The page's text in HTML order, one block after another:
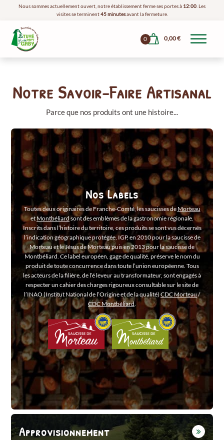
Nous sommes actuellement ouvert, notre établissement ferme ses portes à 12:00. Les
visites se terminent45 minutesavant la fermeture.
0,00€
0
Notre Savoir-Faire Artisanal
Parce que nos produits ont une histoire...
Nos Labels
Toutes deux originaires de Franche-Comté, les saucisses de Morteau
et Montbéliard sont des emblèmes de la gastronomie régionale.
Inscrits dans l’histoire du territoire, ces produits se sont vus décernés
l’indication géographique protégée, IGP, en 2010 pour la saucisse de
Morteau et le Jésus de Morteau puis en 2013 pour la saucisse de
Montbéliard. Ce label européen, gage de qualité, préserve le nom du
produit de toute concurrence dans toute l’union européenne. Tous
les acteurs de la filière, de l’é leveur au transformateur, sont engagés à
respecter un cahier des charges rigoureux consultable sur le site de
l’INAO (Institut National de l’Origine et de la qualité) CDC Morteau/
CDC Montbéliard
Approvisionnement